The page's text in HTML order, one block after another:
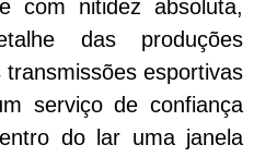
com nitidez absoluta,
das produções
esportivas
serviço de confiança
do lar uma janela